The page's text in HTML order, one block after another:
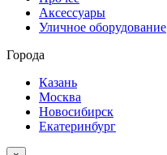
Аксессуары
Уличное оборудование
Города
Казань
Москва
Новосибирск
Екатеринбург